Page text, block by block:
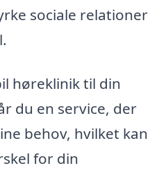
sociale relationer
høreklinik til din
du en service, der
behov, hvilket kan
for din